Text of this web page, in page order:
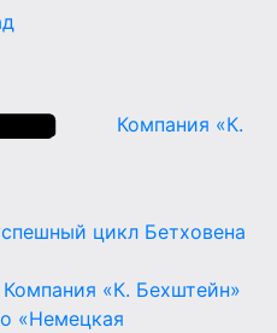
Компания «К.
цикл Бетховена
Компания «К. Бехштейн»
«Немецкая